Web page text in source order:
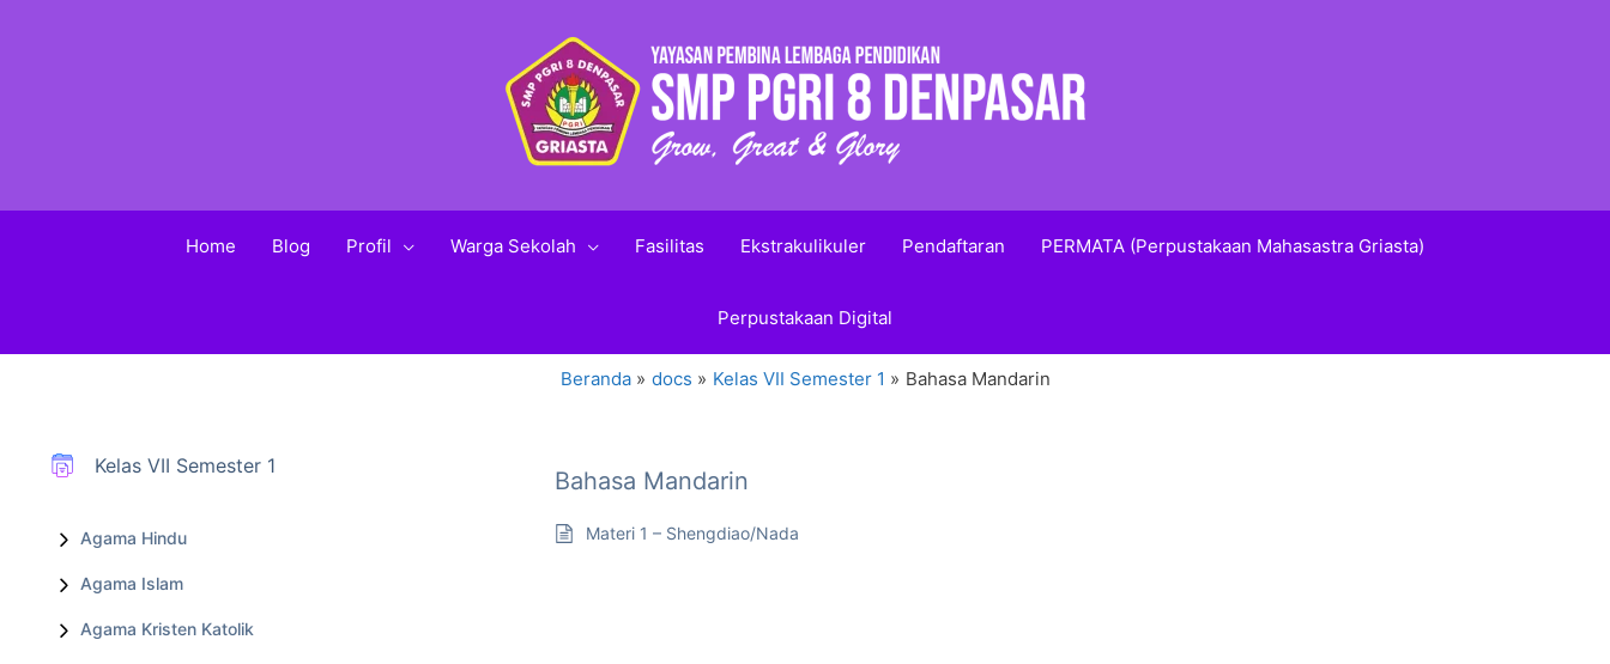
Home Blog Profil Warga Sekolah Fasilitas Ekstrakulikuler Pendaftaran PERMATA (Perpustakaan Mahasastra Griasta)
Perpustakaan Digital
Beranda docs Kelas VII Semester 1 Bahasa Mandarin
Kelas VII Semester 1
Agama Hindu
Agama Islam
Agama Kristen Katolik
Bahasa Mandarin
Materi 1 – Shengdiao/Nada